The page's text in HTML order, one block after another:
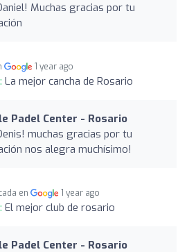
Muchas gracias por tu
1 year ago
La mejor cancha de Rosario
Padel Center - Rosario
muchas gracias por tu
nos alegra muchísimo!
en 1 year ago
El mejor club de rosario
Padel Center - Rosario